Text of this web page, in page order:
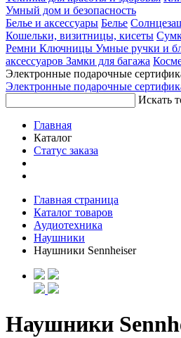
Умный дом и безопасность
Белье и аксессуары Белье
Кошельки, визитницы, кисеты
Ремни Ключницы Умные ручки и
аксессуаров Замки для багажа
Электронные подарочные
Электронные подарочные
Искать
Главная
Каталог
Статус заказа
Главная страница
Каталог товаров
Аудиотехника
Наушники
Наушники Sennheiser
Наушники